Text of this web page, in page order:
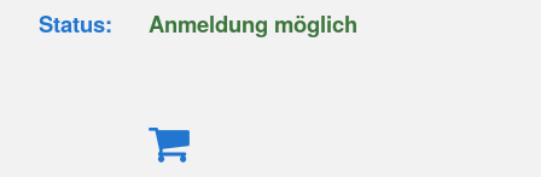
Status:
Anmeldung möglich